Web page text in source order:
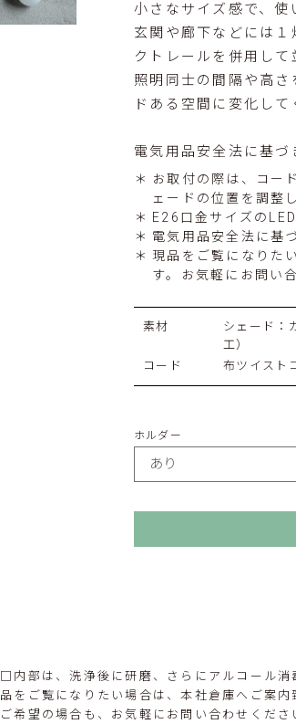
小さなサイズ感で、使
玄関や廊下などには
クトレールを併用して
照明同士の間隔や高さ
ドある空間に変化して
電気用品安全法に基づ
お取付の際は、コー
ェードの位置を調整
E26口金サイズの
電気用品安全法に基
現品をご覧になりた
す。お気軽にお問い
素材
シェード：
工）
コード
布ツイスト
ホルダー
□内部は、洗浄後に研磨、さらにアルコール
品をご覧になりたい場合は、本社倉庫へご案
ご希望の場合も、お気軽にお問い合わせくださ